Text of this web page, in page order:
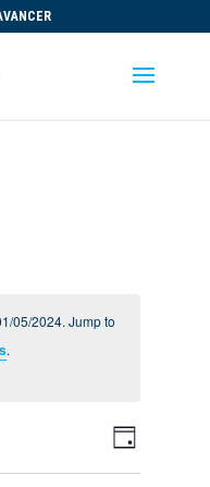
05/2024. Jump to
.
Views
Event
Day